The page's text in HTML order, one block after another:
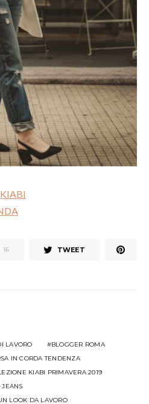
KIABI
16 TWEET
LAVORO
BLOGGER ROMA
IN CORDA TENDENZA
KIABI PRIMAVERA 2019
LOOK DA LAVORO